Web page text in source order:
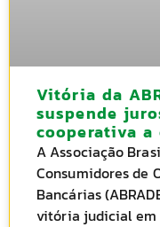
Vitória da
suspende
cooperativa
A Associação
Consumidores de
Bancárias
vitória judicial em